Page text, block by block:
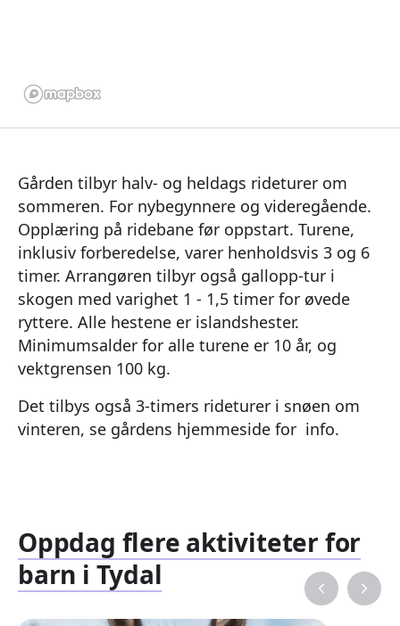
Gården tilbyr halv- og heldags rideturer om
sommeren. For nybegynnere og videregående.
Opplæring på ridebane før oppstart. Turene,
inklusiv forberedelse, varer henholdsvis 3 og 6
timer. Arrangøren tilbyr også gallopp-tur i
skogen med varighet 1 - 1,5 timer for øvede
ryttere. Alle hestene er islandshester.
Minimumsalder for alle turene er 10 år, og
vektgrensen 100 kg.
Det tilbys også 3-timers rideturer i snøen om
vinteren, se gårdens hjemmeside for info.
Oppdag flere aktiviteter for
barn i Tydal